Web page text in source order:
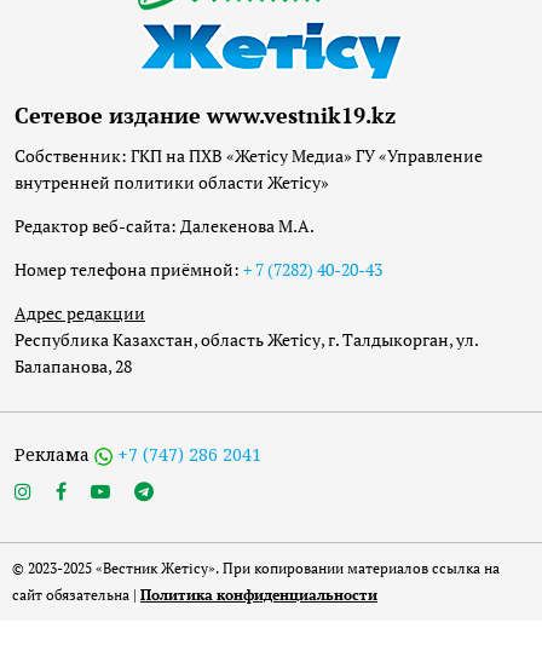
Сетевое издание www.vestnik19.kz
Собственник: ГКП на ПХВ «Жетісу Медиа» ГУ «Управление
внутренней политики области Жетісу»
Редактор веб-сайта: Далекенова М.А.
Номер телефона приёмной: + 7 (7282) 40-20-43
Адрес редакции
Республика Казахстан, область Жетісу, г. Талдыкорган, ул.
Балапанова, 28
Реклама +7 (747) 286 2041
© 2023-2025 «Вестник Жетісу». При копировании материалов ссылка на
сайт обязательна | Политика конфиденциальности